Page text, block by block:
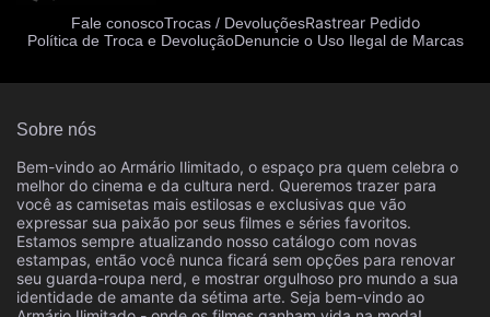
Fale conoscoTrocas / DevoluçõesRastrear Pedido
Política de Troca e DevoluçãoDenuncie o Uso Ilegal de Marcas
Sobre nós
Bem-vindo ao Armário Ilimitado, o espaço pra quem celebra o
melhor do cinema e da cultura nerd. Queremos trazer para
você as camisetas mais estilosas e exclusivas que vão
expressar sua paixão por seus filmes e séries favoritos.
Estamos sempre atualizando nosso catálogo com novas
estampas, então você nunca ficará sem opções para renovar
seu guarda-roupa nerd, e mostrar orgulhoso pro mundo a sua
identidade de amante da sétima arte. Seja bem-vindo ao